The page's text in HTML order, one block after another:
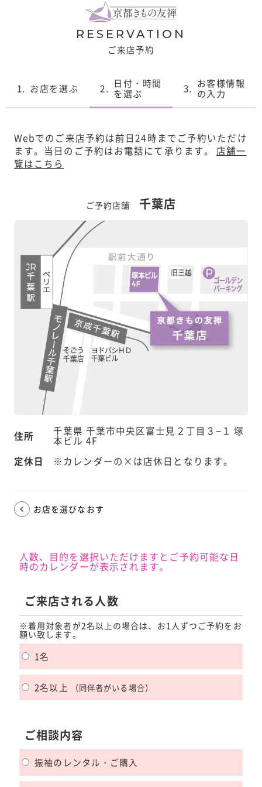
RESERVATION
ご来店予約
1. お店を選ぶ 2. 日付・時間
を選ぶ 3. お客様情報
の入力
Webでのご来店予約は前日24時までご予約いただけ
ます。 当日のご予約はお電話にて承ります。 店舗一
覧はこちら
ご予約店舗 千葉店
住所 千葉県 千葉市中央区富士見２丁目３−１ 塚
本ビル 4F
定休日
※カレンダーの×は店休日となります。
お店を選びなおす
人数、目的を選択いただけますとご予約可能な日
時のカレンダーが表示されます。
ご来店される人数
※着用対象者が2名以上の場合は、お1人ずつご予約をお
願い致します。
1名
2名以上 （同伴者がいる場合）
ご相談内容
振袖のレンタル・ご購入